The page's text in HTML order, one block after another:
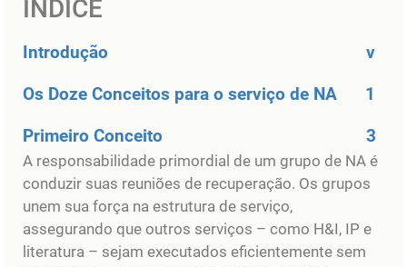
ÍNDICE
Introdução
v
Os Doze Conceitos para o serviço de NA
1
Primeiro Conceito
3
A responsabilidade primordial de um grupo de NA é
conduzir suas reuniões de recuperação. Os grupos
unem sua força na estrutura de serviço,
assegurando que outros serviços – como H&I, IP e
literatura – sejam executados eficientemente sem